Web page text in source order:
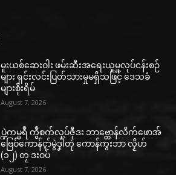
မူးယစ်ဆေးဝါး ဖမ်းဆီးအရေးယူမှုလုပ်ငန်းစဉ်
များ ရှင်းလင်းပြတ်သားမှုမရှိသဖြင့် ဒေသခံ
များစိုးရိမ်
August 7, 2026
ပ္ဍဲကမ္မရဳ ကွဳစက်လုပ်ဇီုဒး ဘာဗ္တောန်လိက်ဖောအ်
ဗြေဝ်ကောန်ၚာ်မွဲဒၞါဲတုဲ ကောန်ကွးဘာ လၟိဟ်
(၁၂) တၠ ဒးဝပ်
August 7, 2026